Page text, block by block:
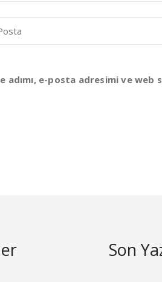
adımı, e-posta adresimi ve web
Son